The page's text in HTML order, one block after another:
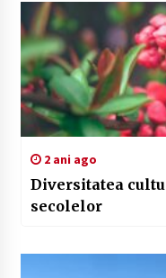
2 ani ago
Diversitatea
secolelor